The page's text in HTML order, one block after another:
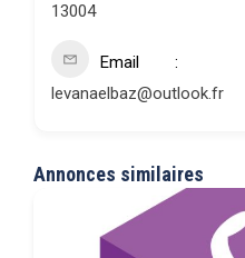
13004
Email
levanaelbaz@outlook.fr
Annonces similaires